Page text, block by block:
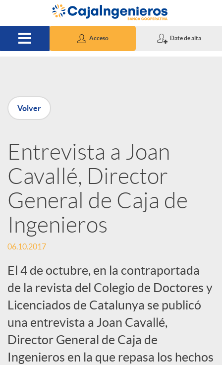
Saltar al contenido principal
Acceso Date de alta
P
u
b
l
i
c
a
d
o
Volver
Entrevista a Joan
Cavallé, Director
General de Caja de
Ingenieros
06.10.2017
El 4 de octubre, en la contraportada
de la revista del Colegio de Doctores y
Licenciados de Catalunya se publicó
una entrevista a Joan Cavallé,
Director General de Caja de
Ingenieros en la que repasa los hechos